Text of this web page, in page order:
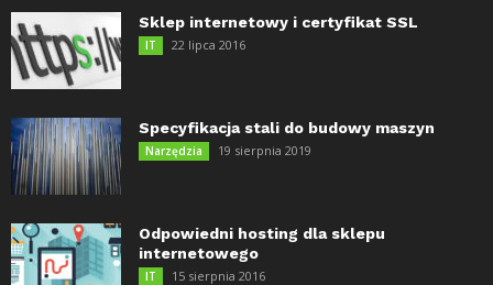
Sklep internetowy i certyfikat SSL
IT 22 lipca 2016
Specyfikacja stali do budowy maszyn
Narzędzia 19 sierpnia 2019
Odpowiedni hosting dla sklepu
internetowego
IT 15 sierpnia 2016